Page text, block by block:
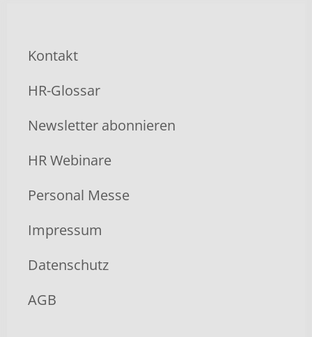
Kontakt
HR-Glossar
Newsletter abonnieren
HR Webinare
Personal Messe
Impressum
Datenschutz
AGB